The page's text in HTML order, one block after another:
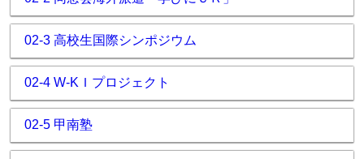
02-3 高校生国際シンポジウム
02-4 W-KＩプロジェクト
02-5 甲南塾